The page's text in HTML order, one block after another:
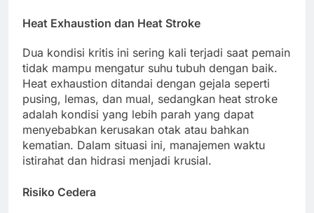
Heat Exhaustion dan Heat Stroke
Dua kondisi kritis ini sering kali terjadi saat pemain
tidak mampu mengatur suhu tubuh dengan baik.
Heat exhaustion ditandai dengan gejala seperti
pusing, lemas, dan mual, sedangkan heat stroke
adalah kondisi yang lebih parah yang dapat
menyebabkan kerusakan otak atau bahkan
kematian. Dalam situasi ini, manajemen waktu
istirahat dan hidrasi menjadi krusial.
Risiko Cedera